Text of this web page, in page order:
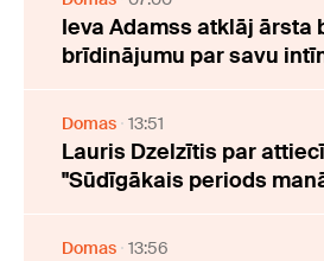
Ieva Adamss atklāj ārsta
brīdinājumu par savu
Domas 13:51
Lauris Dzelzītis par
"Sūdīgākais periods
Domas 13:56